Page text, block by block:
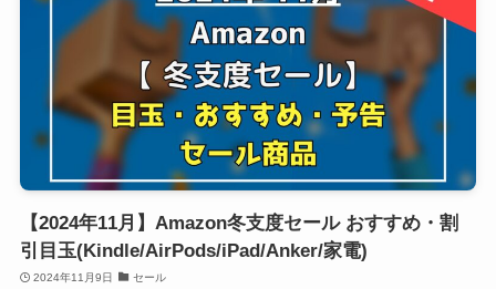
【2024年11月】Amazon冬支度セール おすすめ・割
引目玉(Kindle/AirPods/iPad/Anker/家電)
2024年11月9日 セール